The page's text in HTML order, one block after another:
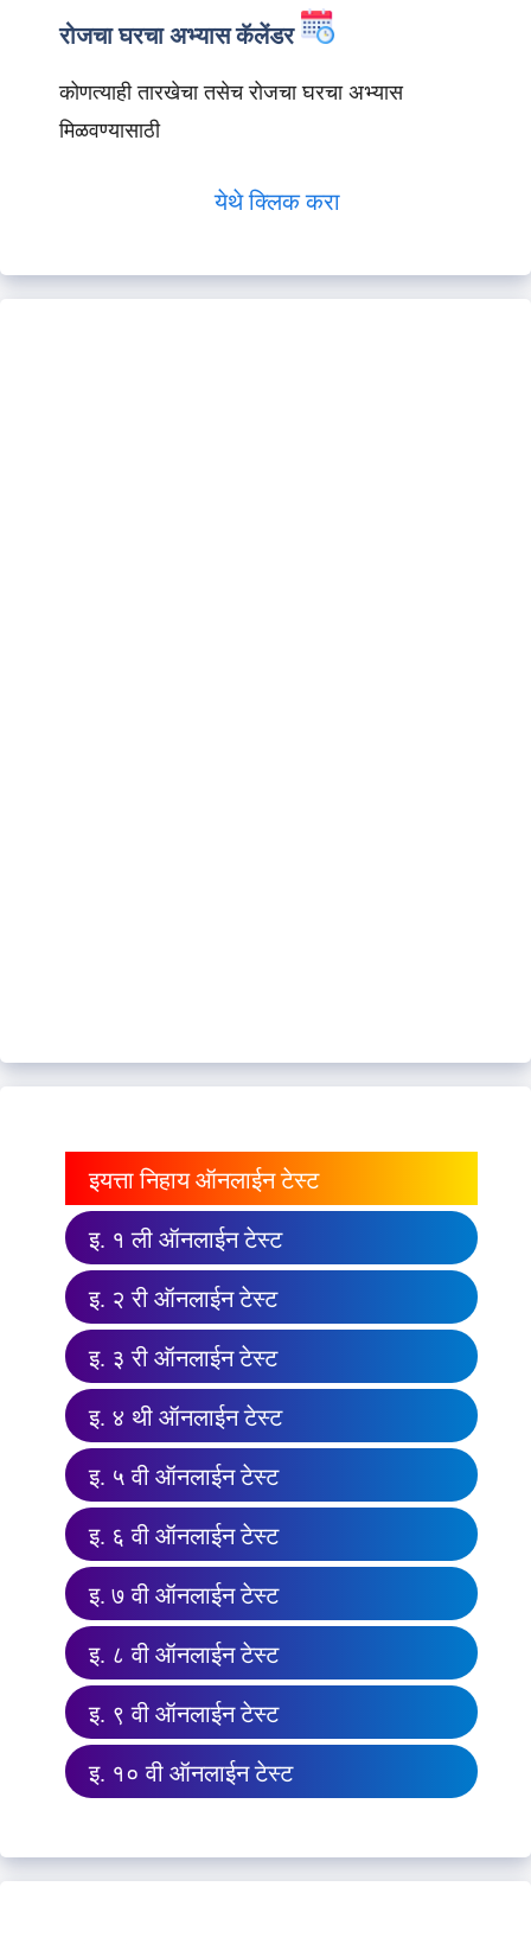
रोजचा घरचा अभ्यास कॅलेंडर
कोणत्याही तारखेचा तसेच रोजचा घरचा अभ्यास
मिळवण्यासाठी
येथे क्लिक करा
इयत्ता निहाय ऑनलाईन टेस्ट
इ. १ ली ऑनलाईन टेस्ट
इ. २ री ऑनलाईन टेस्ट
इ. ३ री ऑनलाईन टेस्ट
इ. ४ थी ऑनलाईन टेस्ट
इ. ५ वी ऑनलाईन टेस्ट
इ. ६ वी ऑनलाईन टेस्ट
इ. ७ वी ऑनलाईन टेस्ट
इ. ८ वी ऑनलाईन टेस्ट
इ. ९ वी ऑनलाईन टेस्ट
इ. १० वी ऑनलाईन टेस्ट